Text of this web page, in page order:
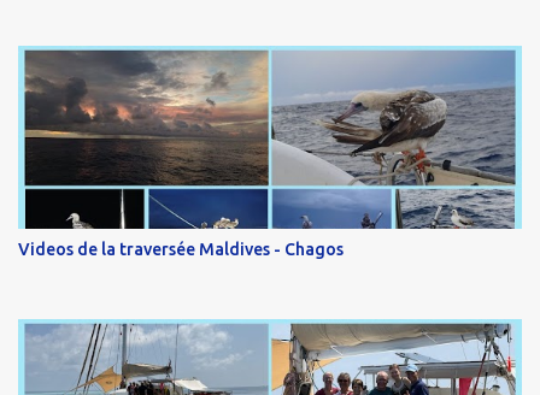
Videos de la traversée Maldives - Chagos